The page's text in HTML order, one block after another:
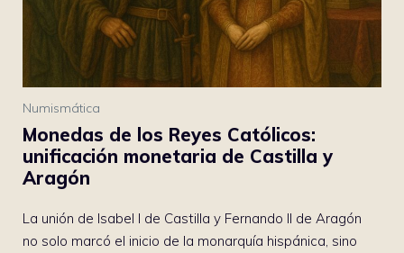
Numismática
Monedas de los Reyes Católicos:
unificación monetaria de Castilla y
Aragón
La unión de Isabel I de Castilla y Fernando II de Aragón
no solo marcó el inicio de la monarquía hispánica, sino